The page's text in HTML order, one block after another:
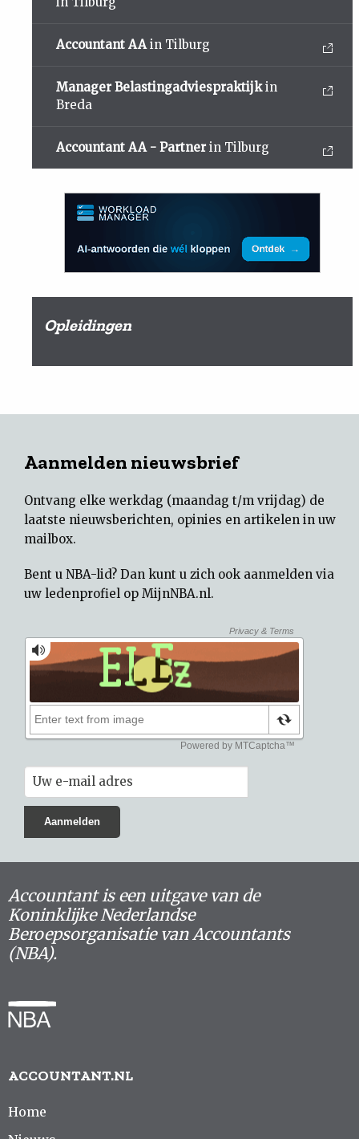
Accountant AA in Tilburg
Manager Belastingadviespraktijkin
Breda
Accountant AA - Partner in Tilburg
Opleidingen
Aanmelden nieuwsbrief
Ontvang elke werkdag (maandag t/m vrijdag) de
laatste nieuwsberichten, opinies en artikelen in uw
mailbox.
Bent u NBA-lid? Dan kunt u zich ook aanmelden via
uw ledenprofiel op MijnNBA.nl.
Accountant is een uitgave van de
Koninklijke Nederlandse
Beroepsorganisatie van Accountants
(NBA).
ACCOUNTANT.NL
Home